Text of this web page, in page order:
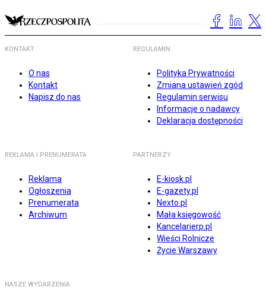
KONTAKT
O nas
Kontakt
Napisz do nas
REGULAMIN
Polityka Prywatności
Zmiana ustawień zgód
Regulamin serwisu
Informacje o nadawcy
Deklaracja dostępności
REKLAMA I PRENUMERATA
Reklama
Ogłoszenia
Prenumerata
Archiwum
PARTNERZY
E-kiosk.pl
E-gazety.pl
Nexto.pl
Mała księgowość
Kancelarierp.pl
Wieści Rolnicze
Życie Warszawy
NASZE WYDARZENIA